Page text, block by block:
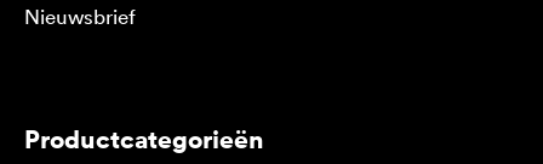
Nieuwsbrief
Productcategorieën